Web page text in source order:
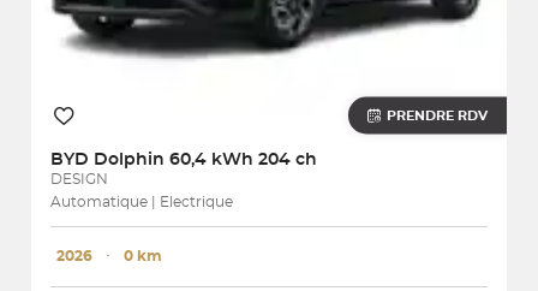
PRENDRE RDV
BYD Dolphin 60,4 kWh 204 ch
DESIGN
Automatique | Electrique
2026 ･ 0 km